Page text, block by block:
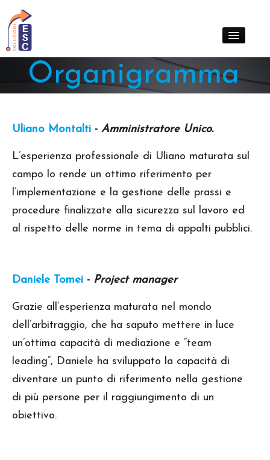
Chi siamo
Cosa facciamo
Clienti
News
Organigramma
Uliano Montalti - Amministratore Unico.
L’esperienza professionale di Uliano maturata sul
campo lo rende un ottimo riferimento per
l’implementazione e la gestione delle prassi e
procedure finalizzate alla sicurezza sul lavoro ed
al rispetto delle norme in tema di appalti pubblici.
Daniele Tomei - Project manager
Grazie all’esperienza maturata nel mondo
dell’arbitraggio, che ha saputo mettere in luce
un’ottima capacità di mediazione e “team
leading”, Daniele ha sviluppato la capacità di
diventare un punto di riferimento nella gestione
di più persone per il raggiungimento di un
obiettivo.